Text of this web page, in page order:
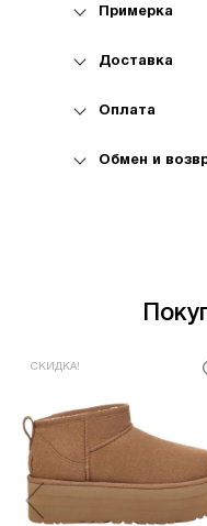
Platform Grey:
шерсть и
и комфортные
вашем
Примерка
Доставка
Оплата
Обмен и
СКИДКА!